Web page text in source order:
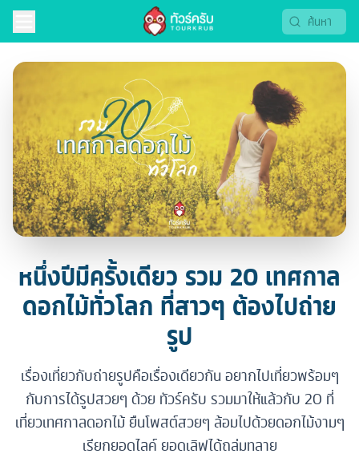
หนึ่งปีมีครั้งเดียว รวม 20 เทศกาล
ดอกไม้ทั่วโลก ที่สาวๆ ต้องไปถ่าย
รูป
เรื่องเที่ยวกับถ่ายรูปคือเรื่องเดียวกัน อยากไปเที่ยวพร้อมๆ
กับการได้รูปสวยๆ ด้วย ทัวร์ครับ รวมมาให้แล้วกับ 20 ที่
เที่ยวเทศกาลดอกไม้ ยืนโพสต์สวยๆ ล้อมไปด้วยดอกไม้งามๆ
เรียกยอดไลค์ ยอดเลิฟได้ถล่มทลาย